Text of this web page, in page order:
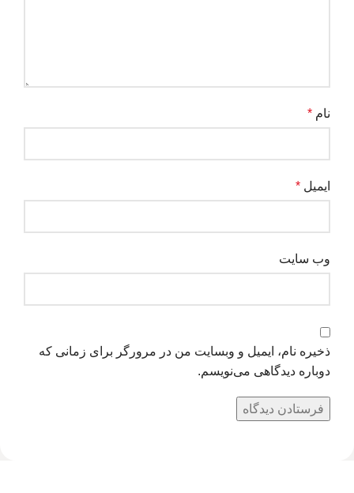
نام *
ایمیل *
وب‌ سایت
ذخیره نام، ایمیل و وبسایت من در مرورگر برای زمانی که
دوباره دیدگاهی می‌نویسم.